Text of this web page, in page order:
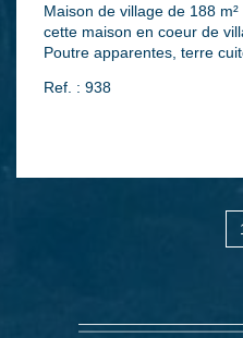
Maison de village de 188 m² Beaucoup de charme pour
cette maison en coeur de
Poutre apparentes, terre
cheminée, une cuisine
chambres, une salle de
une terrasse avec vue sur les
caves. Possibilité d'acquérir
Ref. : 938